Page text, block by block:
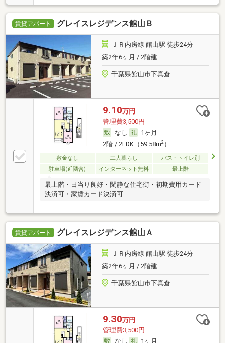
賃貸アパート グレイスレジデンス館山Ｂ
ＪＲ内房線 館山駅 徒歩24分
築2年6ヶ月 / 2階建
千葉県館山市下真倉
9.10万円
管理費3,500円
なし
1ヶ月
2階 / 2LDK（59.58m2）
敷金なし 二人暮らし
バス・トイレ別
駐車場(近隣含)
インターネット無料 最上階
最上階・日当り良好・閑静な住宅街・初期費用カード
決済可・家賃カード決済可
賃貸アパート グレイスレジデンス館山Ａ
ＪＲ内房線 館山駅 徒歩24分
築2年6ヶ月 / 2階建
千葉県館山市下真倉
9.30万円
管理費3,500円
なし
1ヶ月